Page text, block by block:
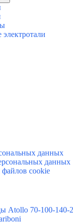
данных
данных
файлов cookie
Atollo 70-100-140-